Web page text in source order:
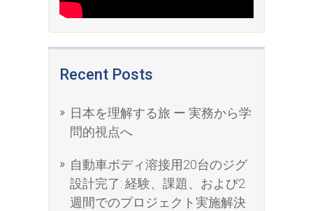
Recent Posts
日本を理解する旅 ー 実務から学
問的視点へ
自動車ボディ溶接用20台のジグ
設計完了: 経験、課題、および2
週間でのプロジェクト実施解決